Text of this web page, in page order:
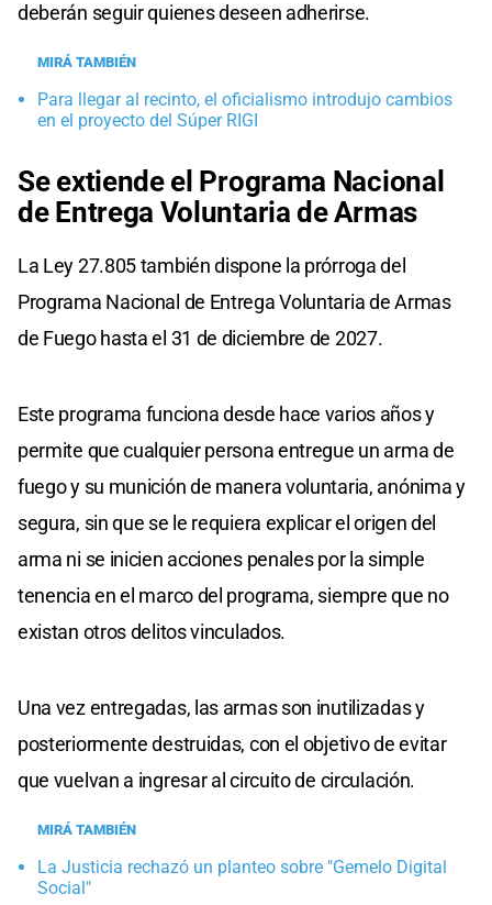
deberán seguir quienes deseen adherirse.
MIRÁ TAMBIÉN
Para llegar al recinto, el oficialismo introdujo cambios
en el proyecto del Súper RIGI
Se extiende el Programa Nacional
de Entrega Voluntaria de Armas
La Ley 27.805 también dispone la prórroga del
Programa Nacional de Entrega Voluntaria de Armas
de Fuego hasta el 31 de diciembre de 2027.
Este programa funciona desde hace varios años y
permite que cualquier persona entregue un arma de
fuego y su munición de manera voluntaria, anónima y
segura, sin que se le requiera explicar el origen del
arma ni se inicien acciones penales por la simple
tenencia en el marco del programa, siempre que no
existan otros delitos vinculados.
Una vez entregadas, las armas son inutilizadas y
posteriormente destruidas, con el objetivo de evitar
que vuelvan a ingresar al circuito de circulación.
MIRÁ TAMBIÉN
La Justicia rechazó un planteo sobre "Gemelo Digital
Social"